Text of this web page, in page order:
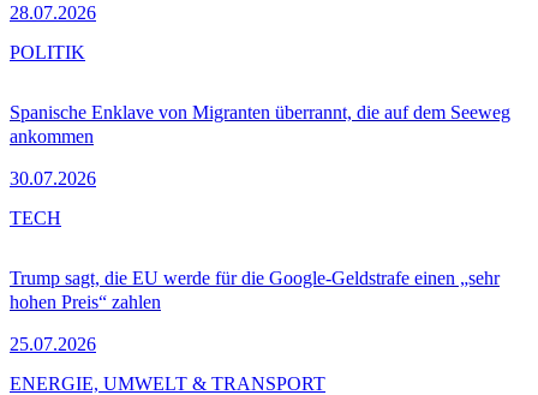
28.07.2026
Spanische Enklave von Migranten überrannt, die auf dem Seeweg
ankommen
30.07.2026
POLITIK
Trump sagt, die EU werde für die Google-Geldstrafe einen „sehr
hohen Preis“ zahlen
25.07.2026
TECH
ENERGIE, UMWELT & TRANSPORT